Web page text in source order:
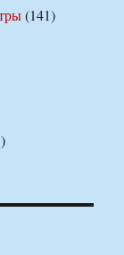
(141)